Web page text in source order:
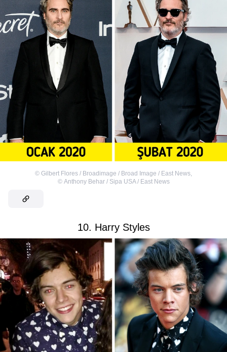
© Gilbert Flores / Broadimage / Broad Image / East News,
© Anthony Behar / Sipa USA / East News
10. Harry Styles